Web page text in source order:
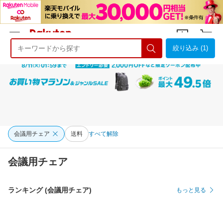
ようこそ 楽天市場へ ログイン
絞り込み (1)
会議用チェア 送料 すべて解除
会議用チェア
ランキング (会議用チェア) もっと見る